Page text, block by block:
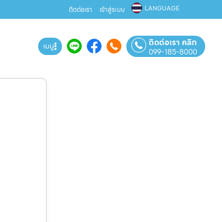
ติดต่อเรา เข้าสู่ระบบ LANGUAGE
เมนู ติดต่อเรา คลิก
099-185-8000